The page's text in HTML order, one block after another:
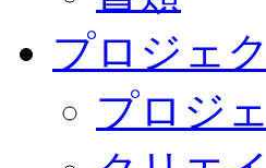
プロジェ
プロジ